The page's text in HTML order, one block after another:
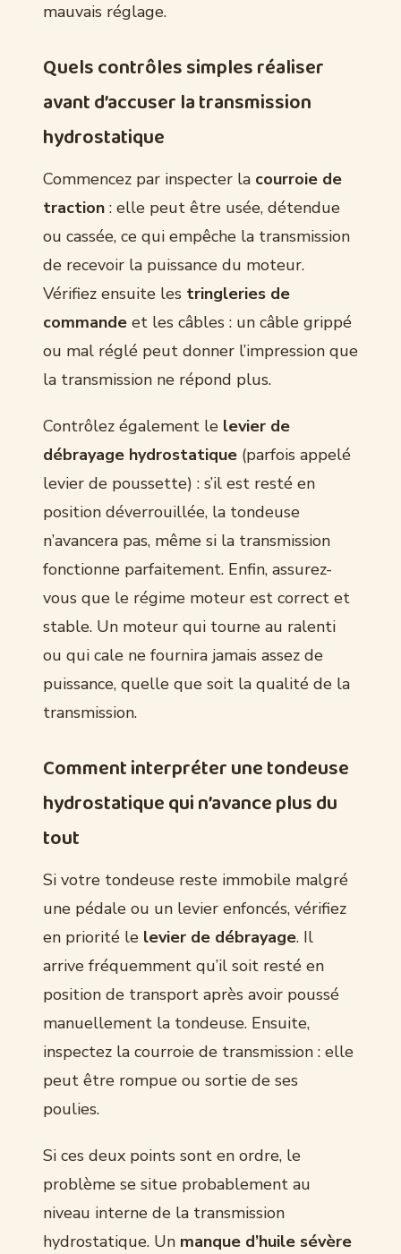
mauvais réglage.
Quels contrôles simples réaliser
avant d’accuser la transmission
hydrostatique
Commencez par inspecter la courroie de
traction : elle peut être usée, détendue
ou cassée, ce qui empêche la transmission
de recevoir la puissance du moteur.
Vérifiez ensuite les tringleries de
commande et les câbles : un câble grippé
ou mal réglé peut donner l’impression que
la transmission ne répond plus.
Contrôlez également le levier de
débrayage hydrostatique (parfois appelé
levier de poussette) : s’il est resté en
position déverrouillée, la tondeuse
n’avancera pas, même si la transmission
fonctionne parfaitement. Enfin, assurez-
vous que le régime moteur est correct et
stable. Un moteur qui tourne au ralenti
ou qui cale ne fournira jamais assez de
puissance, quelle que soit la qualité de la
transmission.
Comment interpréter une tondeuse
hydrostatique qui n’avance plus du
tout
Si votre tondeuse reste immobile malgré
une pédale ou un levier enfoncés, vérifiez
en priorité le levier de débrayage. Il
arrive fréquemment qu’il soit resté en
position de transport après avoir poussé
manuellement la tondeuse. Ensuite,
inspectez la courroie de transmission : elle
peut être rompue ou sortie de ses
poulies.
Si ces deux points sont en ordre, le
problème se situe probablement au
niveau interne de la transmission
hydrostatique. Un manque d’huile sévère